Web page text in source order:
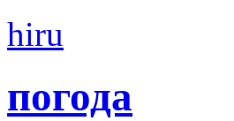
hiru
погода